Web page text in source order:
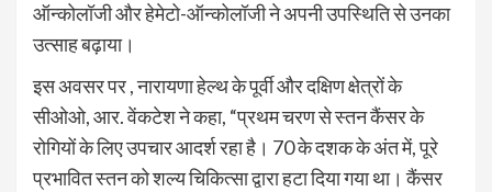
ऑन्कोलॉजी और हेमेटो-ऑन्कोलॉजी ने अपनी उपस्थिति से उनका
उत्साह बढ़ाया।
इस अवसर पर , नारायणा हेल्थ के पूर्वी और दक्षिण क्षेत्रों के
सीओओ, आर. वेंकटेश ने कहा, “प्रथम चरण से स्तन कैंसर के
रोगियों के लिए उपचार आदर्श रहा है। 70 के दशक के अंत में, पूरे
प्रभावित स्तन को शल्य चिकित्सा द्वारा हटा दिया गया था। कैंसर